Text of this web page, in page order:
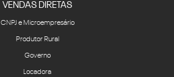
VENDAS DIRETAS
CNPJ e Microempresário
Produtor Rural
Governo
Locadora